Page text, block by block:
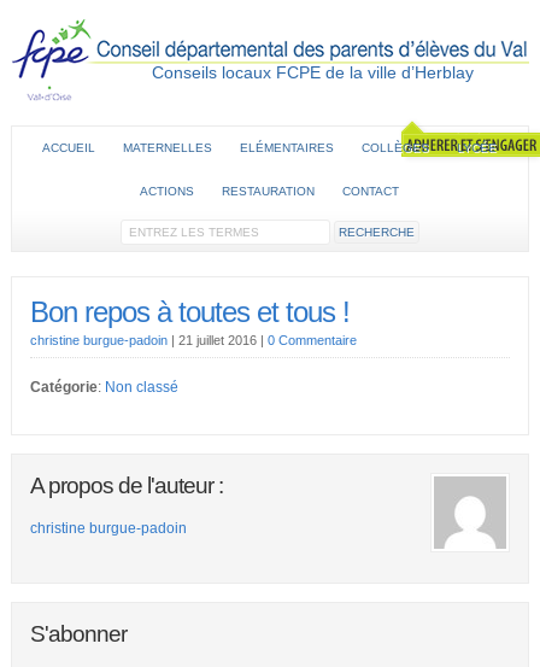
Conseils locaux FCPE de la ville d’Herblay
ACCUEIL MATERNELLES ELÉMENTAIRES COLLÈGES LYCÉE
ACTIONS RESTAURATION CONTACT
Bon repos à toutes et tous !
christine burgue-padoin| 21 juillet 2016 | 0 Commentaire
Catégorie: Non classé
A propos de l'auteur :
christine burgue-padoin
S'abonner